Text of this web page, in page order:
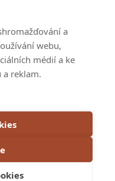
a
webu,
médií a ke
a reklam.
nás